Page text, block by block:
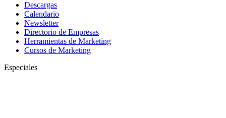
Descargas
Calendario
Newsletter
Directorio de Empresas
Herramientas de Marketing
Cursos de Marketing
Especiales